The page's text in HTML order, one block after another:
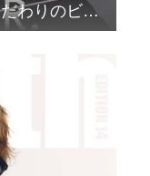
わりのビー